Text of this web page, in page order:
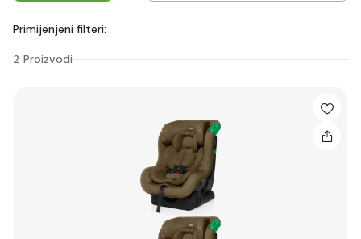
Primijenjeni filteri:
2 Proizvodi